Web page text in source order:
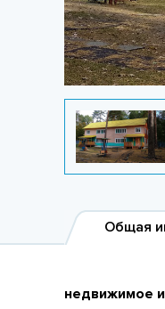
Общая
недвижимое